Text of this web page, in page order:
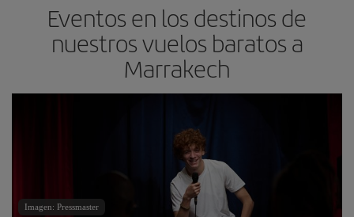
Eventos en los destinos de
nuestros vuelos baratos a
Marrakech
Imagen: Pressmaster